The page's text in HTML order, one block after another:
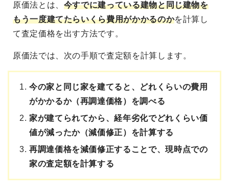
原価法とは、 今すでに建っている建物と同じ建物を
もう一度建てたらいくら費用がかかるのかを計算し
て査定価格を出す方法です。
原価法では、次の手順で査定額を計算します。
今の家と同じ家を建てると、どれくらいの費用
がかかるか（再調達価格）を調べる
家が建てられてから、経年劣化でどれくらい価
値が減ったか（減価修正）を計算する
再調達価格を減価修正することで、現時点での
家の査定額を計算する